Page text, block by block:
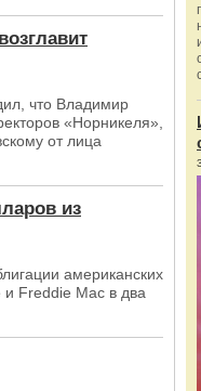
что Владимир
«Норникеля»,
от лица
из
американских
и Freddie Mac в два